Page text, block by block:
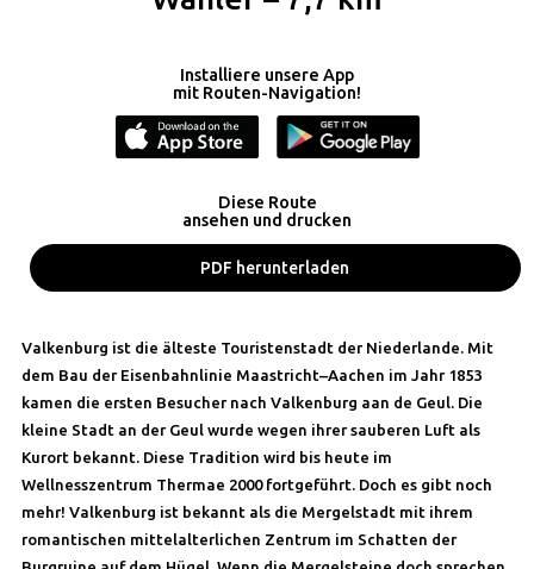
Installiere unsere App
mit Routen-Navigation!
Diese Route
ansehen und drucken
PDF herunterladen
Valkenburg ist die älteste Touristenstadt der Niederlande. Mit
dem Bau der Eisenbahnlinie Maastricht–Aachen im Jahr 1853
kamen die ersten Besucher nach Valkenburg aan de Geul. Die
kleine Stadt an der Geul wurde wegen ihrer sauberen Luft als
Kurort bekannt. Diese Tradition wird bis heute im
Wellnesszentrum Thermae 2000 fortgeführt. Doch es gibt noch
mehr! Valkenburg ist bekannt als die Mergelstadt mit ihrem
romantischen mittelalterlichen Zentrum im Schatten der